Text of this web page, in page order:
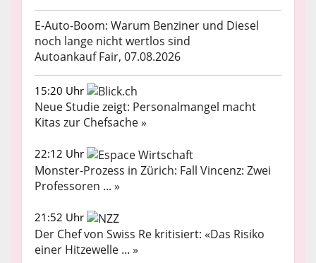
E-Auto-Boom: Warum Benziner und Diesel
noch lange nicht wertlos sind
Autoankauf Fair, 07.08.2026
15:20 Uhr
Neue Studie zeigt: Personalmangel macht
Kitas zur Chefsache »
22:12 Uhr
Monster-Prozess in Zürich: Fall Vincenz: Zwei
Professoren ... »
21:52 Uhr
Der Chef von Swiss Re kritisiert: «Das Risiko
einer Hitzewelle ... »